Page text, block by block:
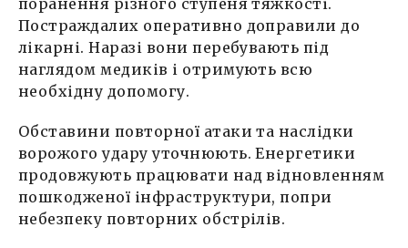
поранення різного ступеня тяжкості.
Постраждалих оперативно доправили до
лікарні. Наразі вони перебувають під
наглядом медиків і отримують всю
необхідну допомогу.
Обставини повторної атаки та наслідки
ворожого удару уточнюють. Енергетики
продовжують працювати над відновленням
пошкодженої інфраструктури, попри
небезпеку повторних обстрілів.